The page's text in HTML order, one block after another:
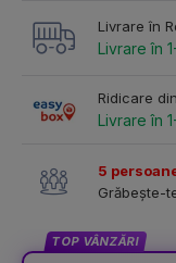
Livrare în
Livrare în
Ridicare
Livrare în
5
Grăbește-
TOP VÂNZĂRI